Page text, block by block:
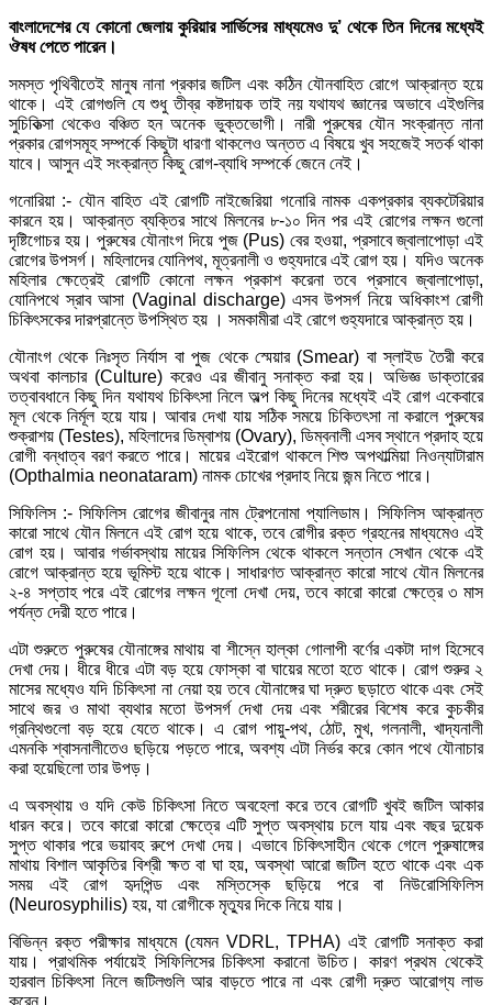
বাংলাদেশের যে কোনো জেলায় কুরিয়ার সার্ভিসের মাধ্যমেও দু’ থেকে তিন দিনের মধ্যেই
ঔষধ পেতে পারেন।
সমস্ত পৃথিবীতেই মানুষ নানা প্রকার জটিল এবং কঠিন যৌনবাহিত রোগে আক্রান্ত হয়ে
থাকে। এই রোগগুলি যে শুধু তীব্র কষ্টদায়ক তাই নয় যথাযথ জ্ঞানের অভাবে এইগুলির
সুচিকিত্সা থেকেও বঞ্চিত হন অনেক ভুক্তভোগী। নারী পুরুষের যৌন সংক্রান্ত নানা
প্রকার রোগসমূহ সম্পর্কে কিছুটা ধারণা থাকলেও অন্তত এ বিষয়ে খুব সহজেই সতর্ক থাকা
যাবে। আসুন এই সংক্রান্ত কিছু রোগ-ব্যাধি সম্পর্কে জেনে নেই।
গনোরিয়া :- যৌন বাহিত এই রোগটি নাইজেরিয়া গনোরি নামক একপ্রকার ব্যকটেরিয়ার
কারনে হয়। আক্রান্ত ব্যক্তির সাথে মিলনের ৮-১০ দিন পর এই রোগের লক্ষন গুলো
দৃষ্টিগোচর হয়। পুরুষের যৌনাংগ দিয়ে পুজ (Pus) বের হওয়া, প্রসাবে জ্বালাপোড়া এই
রোগের উপসর্গ। মহিলাদের যোনিপথ, মূত্রনালী ও গুহ্যদারে এই রোগ হয়। যদিও অনেক
মহিলার ক্ষেত্রেই রোগটি কোনো লক্ষন প্রকাশ করেনা তবে প্রসাবে জ্বালাপোড়া,
যোনিপথে স্রাব আসা (Vaginal discharge) এসব উপসর্গ নিয়ে অধিকাংশ রোগী
চিকিৎসকের দারপ্রান্তে উপস্থিত হয় । সমকামীরা এই রোগে গুহ্যদারে আক্রান্ত হয়।
যৌনাংগ থেকে নিঃসৃত নির্যাস বা পুজ থেকে স্মেয়ার (Smear) বা স্লাইড তৈরী করে
অথবা কালচার (Culture) করেও এর জীবানু সনাক্ত করা হয়। অভিজ্ঞ ডাক্তারের
তত্বাবধানে কিছু দিন যথাযথ চিকিৎসা নিলে অল্প কিছু দিনের মধ্যেই এই রোগ একেবারে
মূল থেকে নির্মূল হয়ে যায়। আবার দেখা যায় সঠিক সময়ে চিকিতৎসা না করালে পুরুষের
শুক্রাশয় (Testes), মহিলাদের ডিম্বাশয় (Ovary), ডিম্বনালী এসব স্থানে প্রদাহ হয়ে
রোগী বন্ধাত্ব বরণ করতে পারে। মায়ের এইরোগ থাকলে শিশু অপথাল্মিয়া নিওন্যাটারাম
(Opthalmia neonataram) নামক চোখের প্রদাহ নিয়ে জন্ম নিতে পারে।
সিফিলিস :- সিফিলিস রোগের জীবানুর নাম ট্রেপনোমা প্যালিডাম। সিফিলিস আক্রান্ত
কারো সাথে যৌন মিলনে এই রোগ হয়ে থাকে, তবে রোগীর রক্ত গ্রহনের মাধ্যমেও এই
রোগ হয়। আবার গর্ভাবস্থায় মায়ের সিফিলিস থেকে থাকলে সন্তান সেখান থেকে এই
রোগে আক্রান্ত হয়ে ভূমিস্ট হয়ে থাকে। সাধারণত আক্রান্ত কারো সাথে যৌন মিলনের
২-৪ সপ্তাহ পরে এই রোগের লক্ষন গূলো দেখা দেয়, তবে কারো কারো ক্ষেত্রে ৩ মাস
পর্যন্ত দেরী হতে পারে।
এটা শুরুতে পুরুষের যৌনাঙ্গের মাথায় বা শীস্নে হাল্কা গোলাপী বর্ণের একটা দাগ হিসেবে
দেখা দেয়। ধীরে ধীরে এটা বড় হয়ে ফোস্কা বা ঘায়ের মতো হতে থাকে। রোগ শুরুর ২
মাসের মধ্যেও যদি চিকিৎসা না নেয়া হয় তবে যৌনাঙ্গের ঘা দ্রুত ছড়াতে থাকে এবং সেই
সাথে জর ও মাথা ব্যথার মতো উপসর্গ দেখা দেয় এবং শরীরের বিশেষ করে কুচকীর
গ্রন্থিগুলো বড় হয়ে যেতে থাকে। এ রোগ পায়ু-পথ, ঠোট, মুখ, গলনালী, খাদ্যনালী
এমনকি শ্বাসনালীতেও ছড়িয়ে পড়তে পারে, অবশ্য এটা নির্ভর করে কোন পথে যৌনাচার
করা হয়েছিলো তার উপড়।
এ অবস্থায় ও যদি কেউ চিকিৎসা নিতে অবহেলা করে তবে রোগটি খুবই জটিল আকার
ধারন করে। তবে কারো কারো ক্ষেত্রে এটি সুপ্ত অবস্থায় চলে যায় এবং বছর দুয়েক
সুপ্ত থাকার পরে ভয়াবহ রুপে দেখা দেয়। এভাবে চিকিৎসাহীন থেকে গেলে পুরুষাঙ্গের
মাথায় বিশাল আকৃতির বিশ্রী ক্ষত বা ঘা হয়, অবস্থা আরো জটিল হতে থাকে এবং এক
সময় এই রোগ হৃদপিন্ড এবং মস্তিস্কে ছড়িয়ে পরে বা নিউরোসিফিলিস
(Neurosyphilis) হয়, যা রোগীকে মৃত্যুর দিকে নিয়ে যায়।
বিভিন্ন রক্ত পরীক্ষার মাধ্যমে (যেমন VDRL, TPHA) এই রোগটি সনাক্ত করা
যায়। প্রাথমিক পর্যায়েই সিফিলিসের চিকিৎসা করানো উচিত। কারণ প্রথম থেকেই
হারবাল চিকিৎসা নিলে জটিলগুলি আর বাড়তে পারে না এবং রোগী দ্রুত আরোগ্য লাভ
করেন।